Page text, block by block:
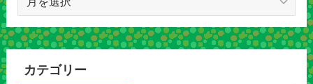
カ
イ
カテゴリー